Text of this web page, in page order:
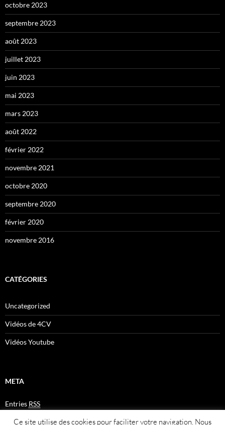
octobre 2023
septembre 2023
août 2023
juillet 2023
juin 2023
mai 2023
mars 2023
août 2022
février 2022
novembre 2021
octobre 2020
septembre 2020
février 2020
novembre 2016
CATÉGORIES
Uncategorized
Vidéos de 4CV
Vidéos Youtube
META
Entries RSS
CommentsRSS
Plan du site
Ce site utilise des cookies pour faciliter votre navigation. Nous